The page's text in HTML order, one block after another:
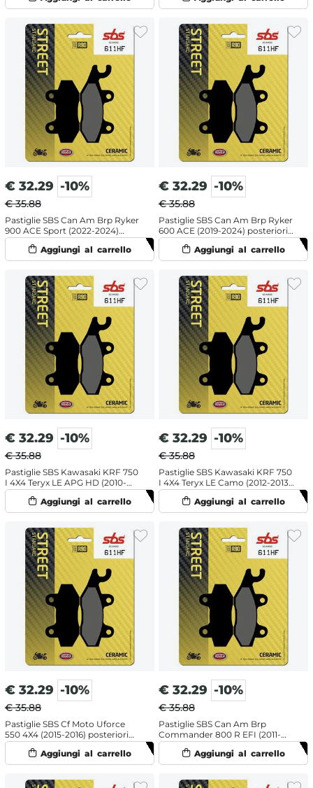
€ 32.29 -10%
€ 35.88
Pastiglie SBS Can Am Brp Ryker
900 ACE Sport (2022-2024)
posteriori destra ceramiche
€ 32.29 -10%
€ 35.88
Pastiglie SBS Can Am Brp Ryker
600 ACE (2019-2024) posteriori
destra ceramiche
€ 32.29 -10%
€ 35.88
Pastiglie SBS Kawasaki KRF 750
I 4X4 Teryx LE APG HD (2010-
2011) posteriori destra ceramiche
€ 32.29 -10%
€ 35.88
Pastiglie SBS Kawasaki KRF 750
I 4X4 Teryx LE Camo (2012-2013)
posteriori destra ceramiche
€ 32.29 -10%
€ 35.88
Pastiglie SBS Cf Moto Uforce
550 4X4 (2015-2016) posteriori
destra ceramiche
€ 32.29 -10%
€ 35.88
Pastiglie SBS Can Am Brp
Commander 800 R EFI (2011-
2014) posteriori destra
ceramiche